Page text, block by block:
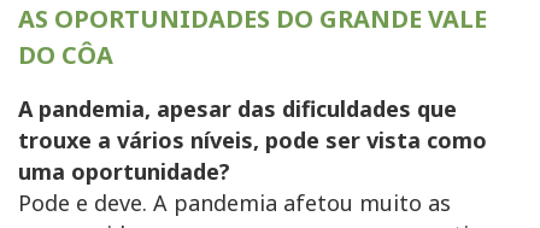
AS OPORTUNIDADES DO GRANDE VALE
DO CÔA
A pandemia, apesar das dificuldades que
trouxe a vários níveis, pode ser vista como
uma oportunidade?
Pode e deve. A pandemia afetou muito as